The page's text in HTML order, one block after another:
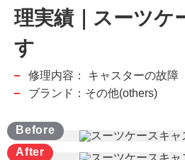
理実績｜スーツケ
す
修理内容：
キャスターの故障
ブランド：その他(others)